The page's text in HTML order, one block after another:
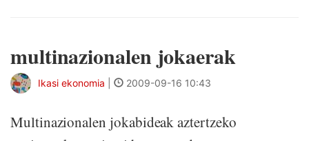
multinazionalen jokaerak
Ikasi ekonomia 2009-09-16 10:43
Multinazionalen jokabideak aztertzeko